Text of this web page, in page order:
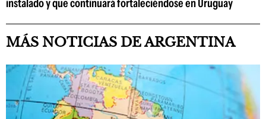
MÁS NOTICIAS DE ARGENTINA